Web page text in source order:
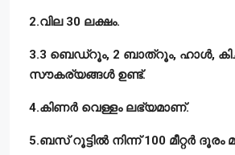
2.വില 30 ലക്ഷം.
3.3 ബെഡ്റൂം, 2 ബാത്റൂം, ഹാൾ,
സൗകര്യങ്ങൾ ഉണ്ട്.
4.കിണർ വെള്ളം ലഭ്യമാണ്.
5.ബസ് റൂട്ടിൽ നിന്ന് 100 മീറ്റർ ദൂരം